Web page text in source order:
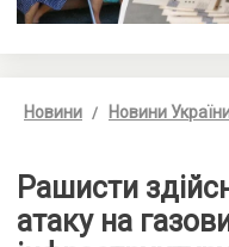
Новини Новини
Рашисти
атаку на